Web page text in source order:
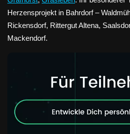
Herzensprojekt in Bahrdorf –
Rickensdorf, Rittergut Altena,
Mackendorf.